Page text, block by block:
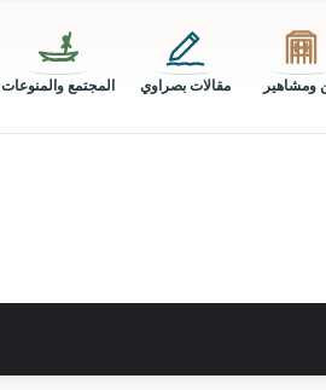
ومشاهير مقالات بصراوي المجتمع والمنوعات